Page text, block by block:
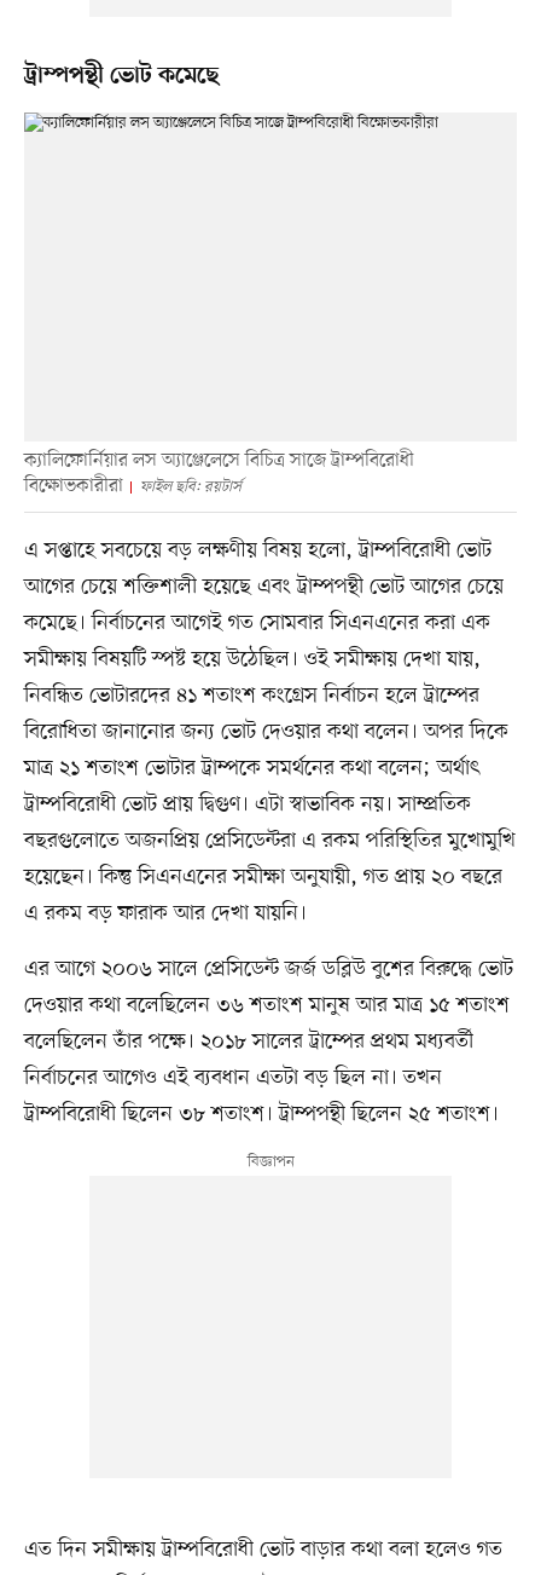
ট্রাম্পপন্থী ভোট কমেছে
ক্যালিফোর্নিয়ার লস অ্যাঞ্জেলেসে বিচিত্র সাজে ট্রাম্পবিরোধী
বিক্ষোভকারীরা
ফাইল ছবি: রয়টার্স
এ সপ্তাহে সবচেয়ে বড় লক্ষণীয় বিষয় হলো, ট্রাম্পবিরোধী ভোট
আগের চেয়ে শক্তিশালী হয়েছে এবং ট্রাম্পপন্থী ভোট আগের চেয়ে
কমেছে। নির্বাচনের আগেই গত সোমবার সিএনএনের করা এক
সমীক্ষায় বিষয়টি স্পষ্ট হয়ে উঠেছিল। ওই সমীক্ষায় দেখা যায়,
নিবন্ধিত ভোটারদের ৪১ শতাংশ কংগ্রেস নির্বাচন হলে ট্রাম্পের
বিরোধিতা জানানোর জন্য ভোট দেওয়ার কথা বলেন। অপর দিকে
মাত্র ২১ শতাংশ ভোটার ট্রাম্পকে সমর্থনের কথা বলেন; অর্থাৎ
ট্রাম্পবিরোধী ভোট প্রায় দ্বিগুণ। এটা স্বাভাবিক নয়। সাম্প্রতিক
বছরগুলোতে অজনপ্রিয় প্রেসিডেন্টরা এ রকম পরিস্থিতির মুখোমুখি
হয়েছেন। কিন্তু সিএনএনের সমীক্ষা অনুযায়ী, গত প্রায় ২০ বছরে
এ রকম বড় ফারাক আর দেখা যায়নি।
এর আগে ২০০৬ সালে প্রেসিডেন্ট জর্জ ডব্লিউ বুশের বিরুদ্ধে ভোট
দেওয়ার কথা বলেছিলেন ৩৬ শতাংশ মানুষ আর মাত্র ১৫ শতাংশ
বলেছিলেন তাঁর পক্ষে। ২০১৮ সালের ট্রাম্পের প্রথম মধ্যবর্তী
নির্বাচনের আগেও এই ব্যবধান এতটা বড় ছিল না। তখন
ট্রাম্পবিরোধী ছিলেন ৩৮ শতাংশ। ট্রাম্পপন্থী ছিলেন ২৫ শতাংশ।
এত দিন সমীক্ষায় ট্রাম্পবিরোধী ভোট বাড়ার কথা বলা হলেও গত